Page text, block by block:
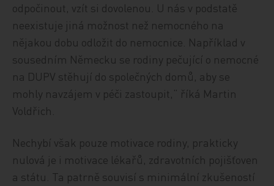
odpočinout, vzít si dovolenou. U nás v podstatě
neexistuje jiná možnost než nemocného na
nějakou dobu odložit do nemocnice. Například v
sousedním Německu se rodiny pečující o nemocné
na DUPV stěhují do společných domů, aby se
mohly navzájem v péči zastoupit,“ říká Martin
Voldřich.
Nechybí však pouze motivace rodiny, prakticky
nulová je i motivace lékařů, zdravotních pojišťoven
a státu. Ta patrně souvisí s minimální zkušeností